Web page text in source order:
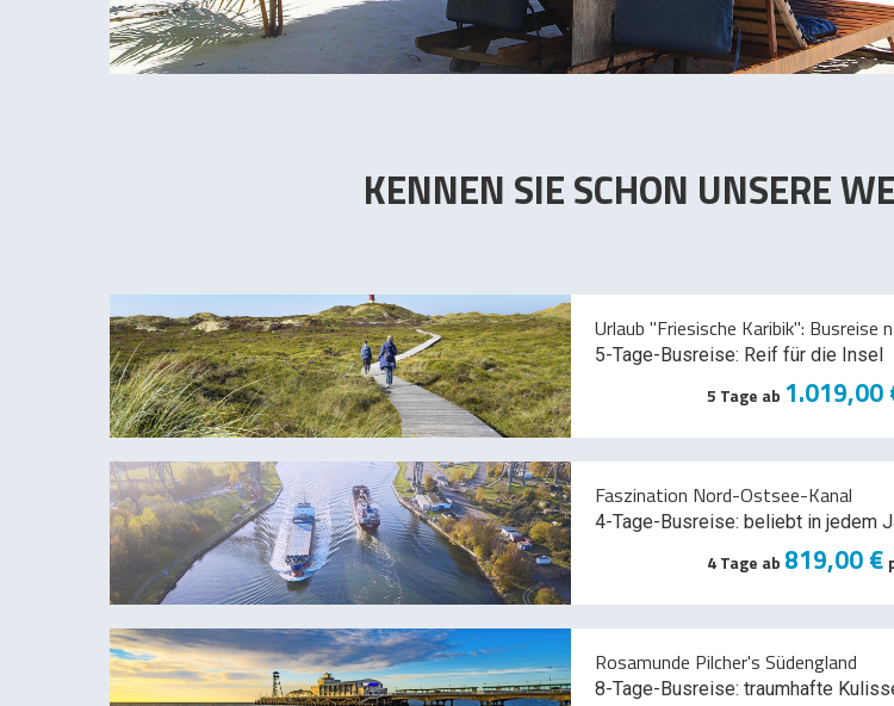
KENNEN SIE SCHON UNSERE
Urlaub "Friesische Karibik": Busreise
5-Tage-Busreise: Reif für die Insel
5 Tage ab 1.019,00
Faszination Nord-Ostsee-Kanal
4-Tage-Busreise: beliebt in jedem
4 Tage ab 819,00 €
Rosamunde Pilcher's Südengland
8-Tage-Busreise: traumhafte